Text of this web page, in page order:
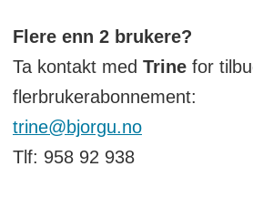
Flere enn 2 brukere?
Ta kontakt med Trinefor
flerbrukerabonnement:
trine@bjorgu.no
Tlf: 958 92 938